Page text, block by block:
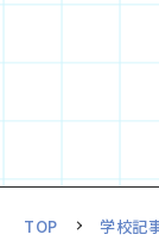
TOP 学校記